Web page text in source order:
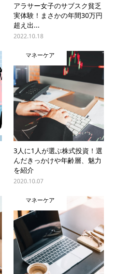
アラサー女子のサブスク貧乏
実体験！まさかの年間30万円
超え出...
2022.10.18
マネーケア
3人に1人が選ぶ株式投資！選
んだきっかけや年齢層、魅力
を紹介
2020.10.07
マネーケア